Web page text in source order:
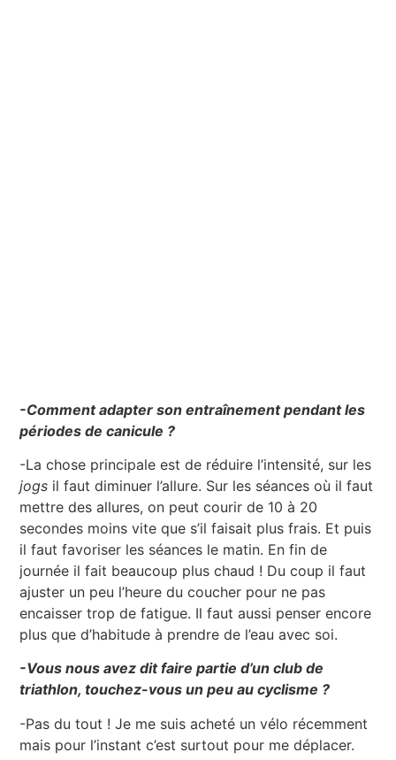
-Comment adapter son entraînement pendant les
périodes de canicule ?
-La chose principale est de réduire l’intensité, sur les
jogs il faut diminuer l’allure. Sur les séances où il faut
mettre des allures, on peut courir de 10 à 20
secondes moins vite que s’il faisait plus frais. Et puis
il faut favoriser les séances le matin. En fin de
journée il fait beaucoup plus chaud ! Du coup il faut
ajuster un peu l’heure du coucher pour ne pas
encaisser trop de fatigue. Il faut aussi penser encore
plus que d’habitude à prendre de l’eau avec soi.
-Vous nous avez dit faire partie d’un club de
triathlon, touchez-vous un peu au cyclisme ?
-Pas du tout ! Je me suis acheté un vélo récemment
mais pour l’instant c’est surtout pour me déplacer.